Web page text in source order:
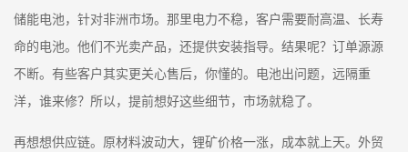
储能电池，针对非洲市场。那里电力不稳，客户需要耐高温、长寿
命的电池。他们不光卖产品，还提供安装指导。结果呢？订单源源
不断。有些客户其实更关心售后，你懂的。电池出问题，远隔重
洋，谁来修？所以，提前想好这些细节，市场就稳了。
再想想供应链。原材料波动大，锂矿价格一涨，成本就上天。外贸